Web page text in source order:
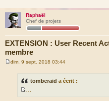
Raphaël
Chef de projets
EXTENSION : User Recent
membre
dim. 9 sept. 2018 03:44
tomberaid a écrit :